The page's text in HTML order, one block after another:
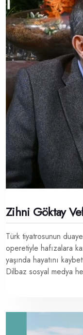
Zihni Göktay
Türk tiyatrosunun
operetiyle hafızalara
yaşında hayatını
Dilbaz sosyal medya